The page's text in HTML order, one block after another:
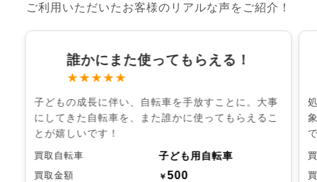
ご利用いただいたお客様のリアルな声をご紹介！
誰かにまた使ってもらえる！
★★★★★
子どもの成長に伴い、自転車を手放すことに。大事
にしてきた自転車を、また誰かに使ってもらえるこ
とが嬉しいです！
買取自転車 子ども用自転車
買取金額 ￥500